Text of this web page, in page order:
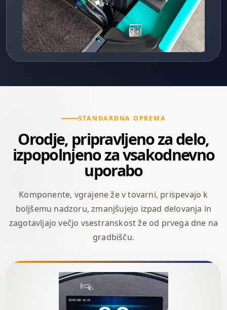
STANDARDNA OPREMA
Orodje, pripravljeno za delo,
izpopolnjeno za vsakodnevno
uporabo
Komponente, vgrajene že v tovarni, prispevajo k
boljšemu nadzoru, zmanjšujejo izpad delovanja in
zagotavljajo večjo vsestranskost že od prvega dne na
gradbišču.